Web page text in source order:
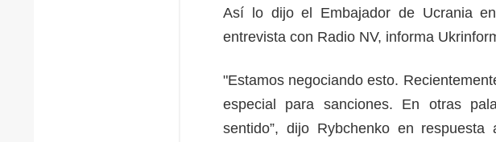
Así lo dijo el Embajador de Ucrania
entrevista con Radio NV, informa
"Estamos negociando esto.
especial para sanciones. En otras
sentido”, dijo Rybchenko en